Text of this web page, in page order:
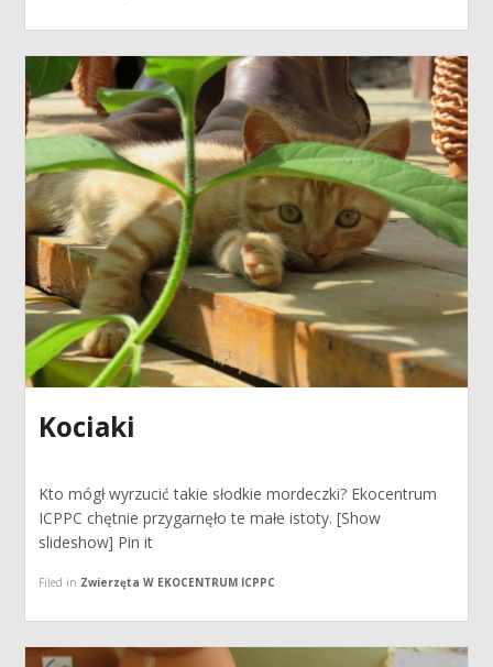
Kociaki
Kto mógł wyrzucić takie słodkie mordeczki? Ekocentrum
ICPPC chętnie przygarnęło te małe istoty. [Show
slideshow] Pin it
Filed in Zwierzęta W EKOCENTRUM ICPPC